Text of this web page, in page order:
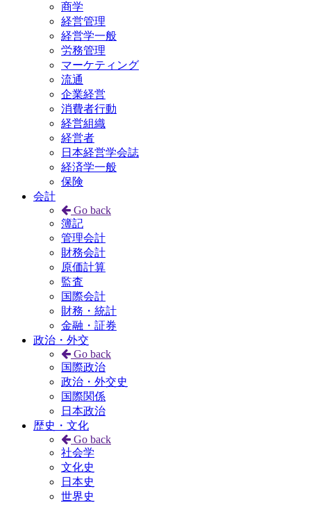
商学
経営管理
経営学一般
労務管理
マーケティング
流通
企業経営
消費者行動
経営組織
経営者
日本経営学会誌
経済学一般
保険
会計
Go back
簿記
管理会計
財務会計
原価計算
監査
国際会計
財務・統計
金融・証券
政治・外交
Go back
国際政治
政治・外交史
国際関係
日本政治
歴史・文化
Go back
社会学
文化史
日本史
世界史